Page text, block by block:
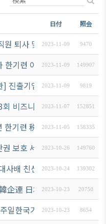
日付 照会
퇴사 및 담당자 변경 안내
2023-11-09 9470
한기련 이사회 」開催 案內
2023-11-09 149907
] 진출기업, 교민 등을 위한 국
2023-11-09 9819
회 비즈니스 일본어 세미나」
2023-11-07 152851
한기련 税務·法律 세미나 」
2023-11-05 158335
권 보호 세미나 2023 」개최
2023-10-26 149760
사배 친선골프대회 성황리에
2023-10-24 139302
企連 日本産業·文化視察
2023-10-23 20750
일한국기업 “온라인 잡페어"
2023-10-23 8654